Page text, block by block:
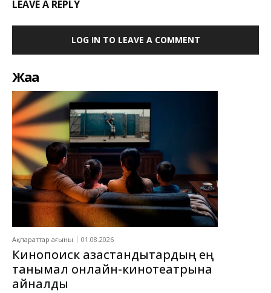
LEAVE A REPLY
LOG IN TO LEAVE A COMMENT
Жаңа
Ақпараттар ағыны 01.08.2026
Кинопоиск қазақстандықтардың ең
танымал онлайн-кинотеатрына
айналды